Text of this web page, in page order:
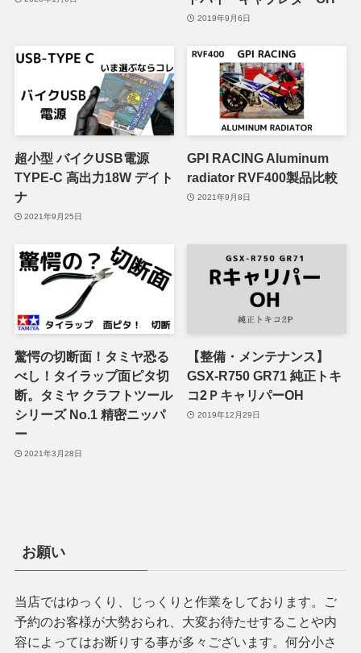
2019年9月6日
超小型 バイクUSB電源
TYPE-C 高出力18W デイト
ナ
2021年9月25日
GPI RACING Aluminum
radiator RVF400製品比較
2021年9月8日
驚愕の切断面！タミヤ恐る
べし！タイラップ面ピタ切
断。タミヤ クラフトツール
シリーズ No.1 精密ニッパ
ー
2021年3月28日
【整備・メンテナンス】
GSX-R750 GR71 純正トキ
コ2ＰキャリパーOH
2019年12月29日
お願い
当店ではゆっくり、じっくりと作業をしております。ご
予約のお客様が大勢おられ、大変お待たせすることや内
容によってはお断りする事が多々ございます。何分小さ